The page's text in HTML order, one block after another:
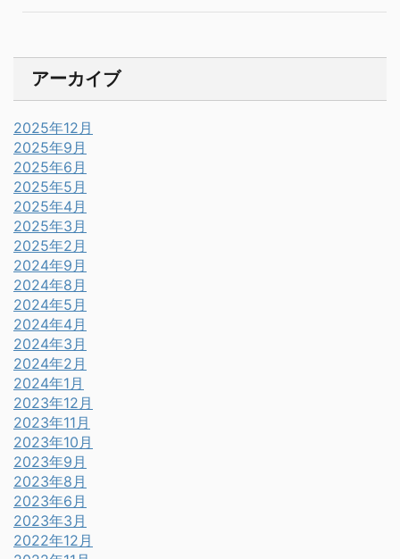
アーカイブ
2025年12月
2025年9月
2025年6月
2025年5月
2025年4月
2025年3月
2025年2月
2024年9月
2024年8月
2024年5月
2024年4月
2024年3月
2024年2月
2024年1月
2023年12月
2023年11月
2023年10月
2023年9月
2023年8月
2023年6月
2023年3月
2022年12月